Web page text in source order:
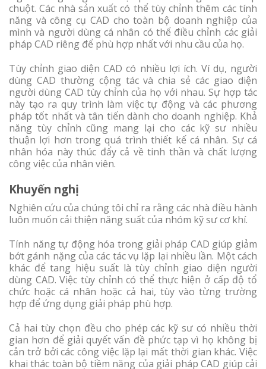
chuột. Các nhà sản xuất có thể tùy chỉnh thêm các tính
năng và công cụ CAD cho toàn bộ doanh nghiệp của
mình và người dùng cá nhân có thể điều chỉnh các giải
pháp CAD riêng để phù hợp nhất với nhu cầu của họ.
Tùy chỉnh giao diện CAD có nhiều lợi ích. Ví dụ, người
dùng CAD thường cộng tác và chia sẻ các giao diện
người dùng CAD tùy chỉnh của họ với nhau. Sự hợp tác
này tạo ra quy trình làm việc tự động và các phương
pháp tốt nhất và tân tiến dành cho doanh nghiệp. Khả
năng tùy chỉnh cũng mang lại cho các kỹ sư nhiều
thuận lợi hơn trong quá trình thiết kế cá nhân. Sự cá
nhân hóa này thúc đẩy cả về tinh thần và chất lượng
công việc của nhân viên.
Khuyến nghị
Nghiên cứu của chúng tôi chỉ ra rằng các nhà điều hành
luôn muốn cải thiện năng suất của nhóm kỹ sư cơ khí.
Tính năng tự động hóa trong giải pháp CAD giúp giảm
bớt gánh nặng của các tác vụ lặp lại nhiều lần. Một cách
khác để tang hiệu suất là tùy chỉnh giao diện người
dùng CAD. Việc tùy chỉnh có thể thực hiện ở cấp độ tổ
chức hoặc cá nhân hoặc cả hai, tùy vào từng trường
hợp để ứng dụng giải pháp phù hợp.
Cả hai tùy chọn đều cho phép các kỹ sư có nhiều thời
gian hơn để giải quyết vấn đề phức tạp vì họ không bị
cản trở bởi các công việc lặp lại mất thời gian khác. Việc
khai thác toàn bộ tiềm năng của giải pháp CAD giúp cải